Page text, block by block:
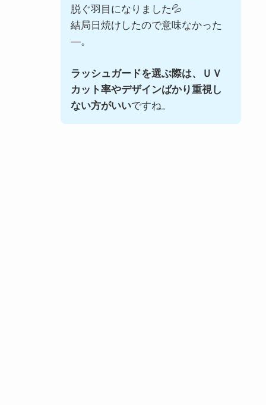
脱ぐ羽目になりました💦
結局日焼けしたので意味なかった
―。
ラッシュガードを選ぶ際は、ＵＶ
カット率やデザインばかり重視し
ない方がいいですね。